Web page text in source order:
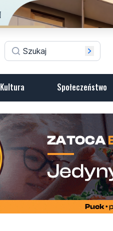
Kultura Społeczeństwo